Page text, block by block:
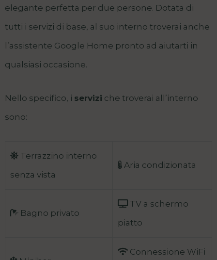
elegante perfetta per due persone. Dotata di
tutti i servizi di base, al suo interno troverai anche
l’assistente Google Home pronto ad aiutarti in
qualsiasi occasione.
Nello specifico, i servizi che troverai all’interno
sono:
Terrazzino interno
senza vista
Aria condizionata
Bagno privato
TV a schermo
piatto
Connessione WiFi